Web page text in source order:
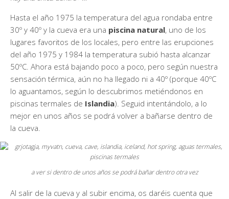
Hasta el año 1975 la temperatura del agua rondaba entre
30º y 40º y la cueva era una piscina natural, uno de los
lugares favoritos de los locales, pero entre las erupciones
del año 1975 y 1984 la temperatura subió hasta alcanzar
50ºC. Ahora está bajando poco a poco, pero según nuestra
sensación térmica, aún no ha llegado ni a 40º (porque 40ºC
lo aguantamos, según lo descubrimos metiéndonos en
piscinas termales de Islandia). Seguid intentándolo, a lo
mejor en unos años se podrá volver a bañarse dentro de
la cueva.
a ver si dentro de unos años se podrá bañar dentro otra vez
Al salir de la cueva y al subir encima, os daréis cuenta que